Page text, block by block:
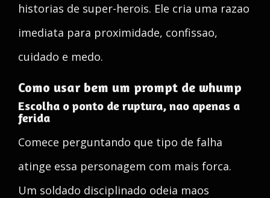
historias de super-herois. Ele cria uma razao
imediata para proximidade, confissao,
cuidado e medo.
Como usar bem um prompt de whump
Escolha o ponto de ruptura, nao apenas a
ferida
Comece perguntando que tipo de falha
atinge essa personagem com mais forca.
Um soldado disciplinado odeia maos